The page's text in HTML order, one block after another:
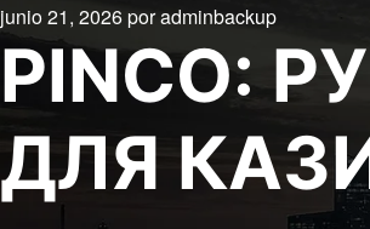
junio 21, 2026poradminbackup
PINCO:
ДЛЯ